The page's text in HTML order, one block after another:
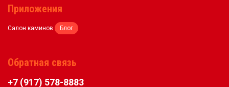
Приложения
Салон каминов Блог
Обратная связь
+7 (917) 578-8883